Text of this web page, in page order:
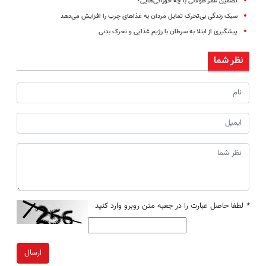
سبک زندگی بی‌تحرک تمایل مردان به غذاهای چرب را افزایش می‌دهد
پیشگیری از ابتلا به سرطان با رژیم غذایی و تحرک بدنی
نظر شما
* لطفا حاصل عبارت را در جعبه متن روبرو وارد کنید
ارسال